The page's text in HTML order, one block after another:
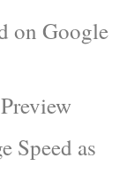
on Google
Speed as